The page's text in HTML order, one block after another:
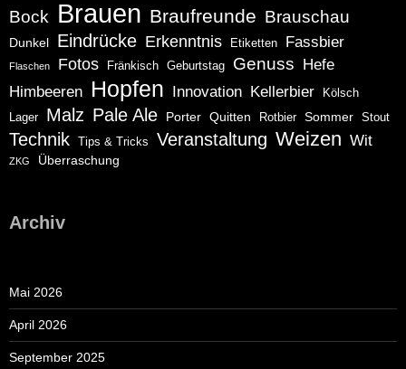
Bock Brauen Braufreunde Brauschau
Dunkel Eindrücke Erkenntnis Etiketten Fassbier
Flaschen Fotos Fränkisch Geburtstag Genuss Hefe
Himbeeren Hopfen Innovation Kellerbier
Kölsch
Lager
Malz Pale Ale Porter Quitten Rotbier Sommer Stout
Technik Tips & Tricks Veranstaltung Weizen Wit
ZKG Überraschung
Archiv
Mai 2026
April 2026
September 2025